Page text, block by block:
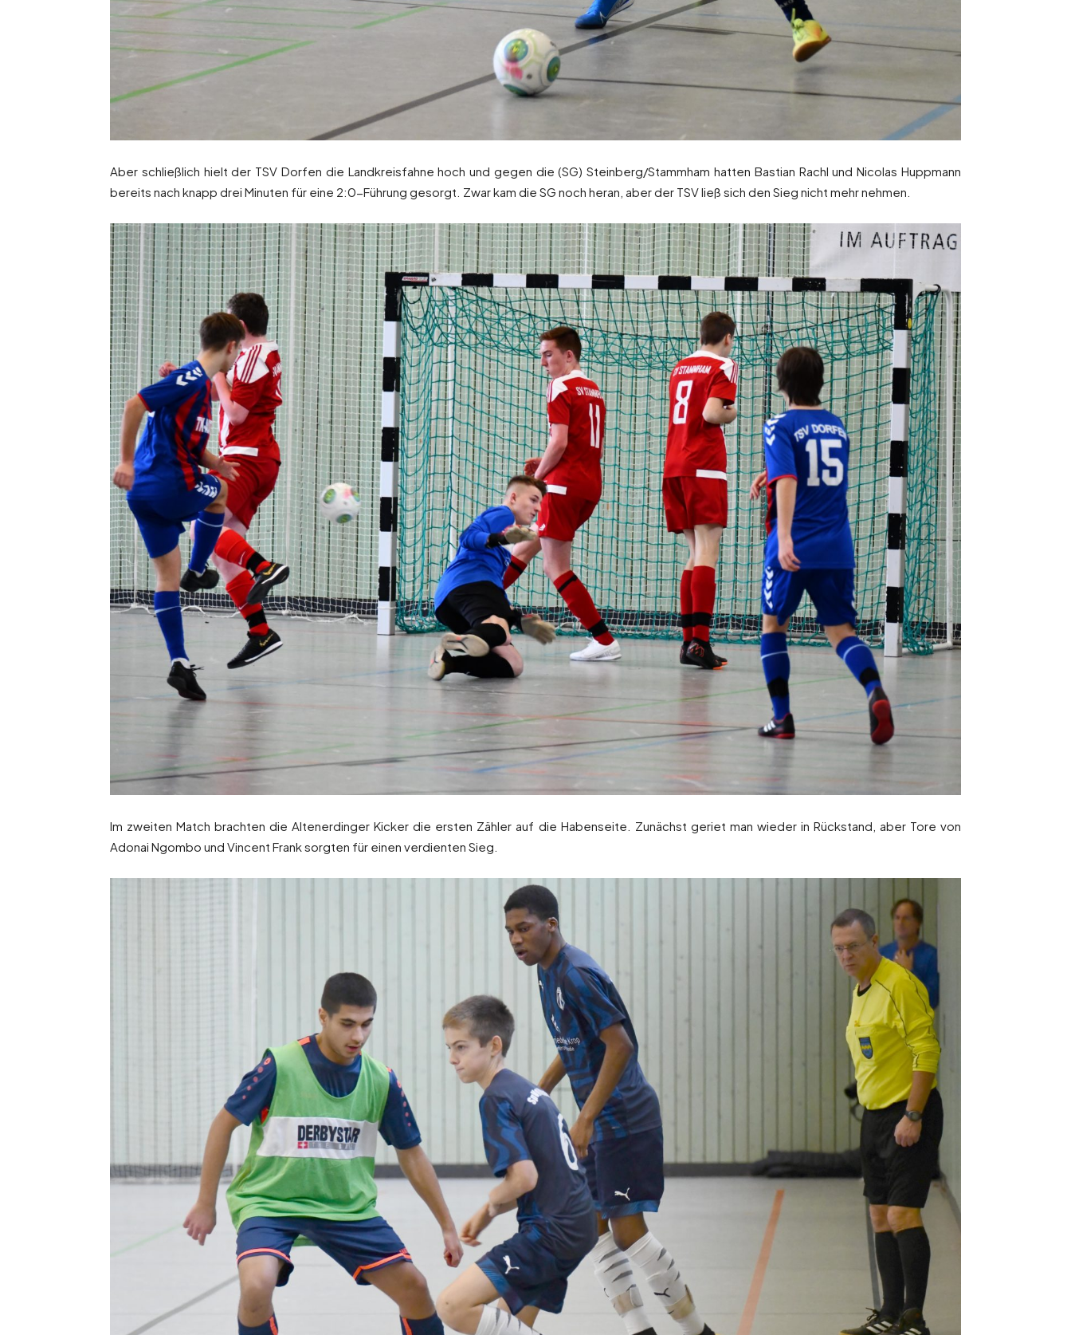
Aber schließlich hielt der TSV Dorfen die Landkreisfahne hoch und gegen die (SG) Steinberg/Stammham hatten Bastian Rachl und Nicolas Huppmann
bereits nach knapp drei Minuten für eine 2:0-Führung gesorgt. Zwar kam die SG noch heran, aber der TSV ließ sich den Sieg nicht mehr nehmen.
Im zweiten Match brachten die Altenerdinger Kicker die ersten Zähler auf die Habenseite. Zunächst geriet man wieder in Rückstand, aber Tore von
Adonai Ngombo und Vincent Frank sorgten für einen verdienten Sieg.